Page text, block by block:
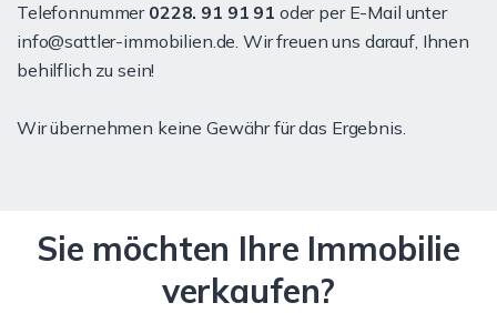
Telefonnummer 0228. 91 91 91 oder per E-Mail unter
info@sattler-immobilien.de. Wir freuen uns darauf, Ihnen
behilflich zu sein!
Wir übernehmen keine Gewähr für das Ergebnis.
Sie möchten Ihre Immobilie
verkaufen?